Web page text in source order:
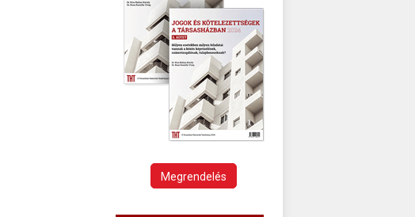
Megrendelés